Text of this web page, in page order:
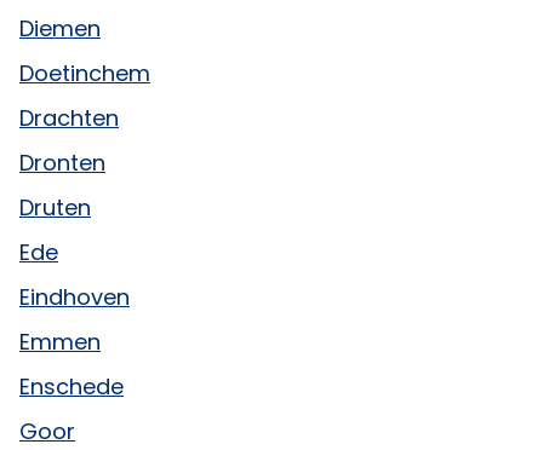
Diemen
Doetinchem
Drachten
Dronten
Druten
Ede
Eindhoven
Emmen
Enschede
Goor